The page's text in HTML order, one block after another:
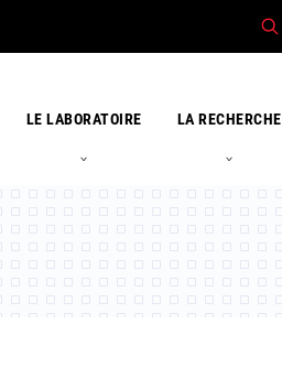
LE LABORATOIRE LA RECHERCHE